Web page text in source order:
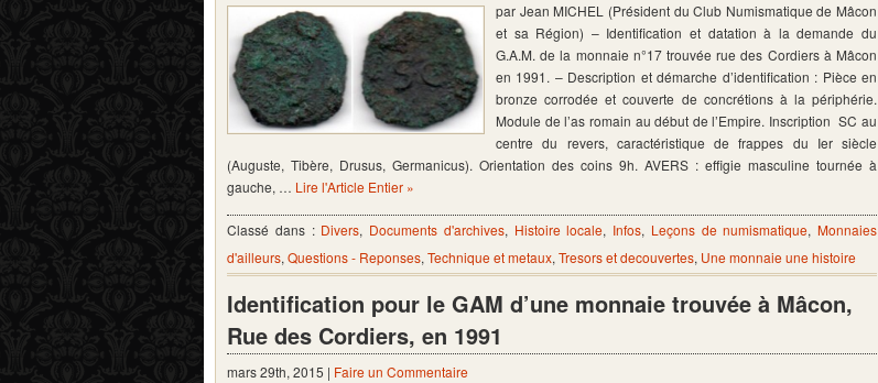
par Jean MICHEL (Président du Club Numismatique de Mâcon
et sa Région) – Identification et datation à la demande du
G.A.M. de la monnaie n°17 trouvée rue des Cordiers à Mâcon
en 1991. – Description et démarche d’identification : Pièce en
bronze corrodée et couverte de concrétions à la périphérie.
Module de l’as romain au début de l’Empire. Inscription SC au
centre du revers, caractéristique de frappes du Ier siècle
(Auguste, Tibère, Drusus, Germanicus). Orientation des coins 9h. AVERS : effigie masculine tournée à
gauche, … Lire l'Article Entier »
Classé dans : Divers, Documents d'archives, Histoire locale, Infos, Leçons de numismatique, Monnaies
d'ailleurs, Questions - Reponses, Technique et metaux, Tresors et decouvertes, Une monnaie une histoire
Identification pour le GAM d’une monnaie trouvée à Mâcon,
Rue des Cordiers, en 1991
mars 29th, 2015 | Faire un Commentaire